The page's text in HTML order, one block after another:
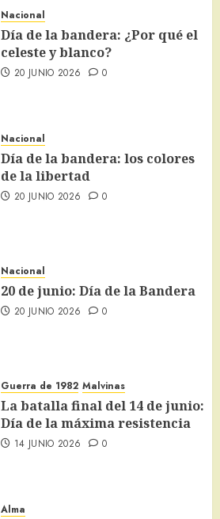
Nacional
Día de la bandera: ¿Por qué el
celeste y blanco?
20 JUNIO 2026 0
Nacional
Día de la bandera: los colores
de la libertad
20 JUNIO 2026 0
Nacional
20 de junio: Día de la Bandera
20 JUNIO 2026 0
Guerra de 1982 Malvinas
La batalla final del 14 de junio:
Día de la máxima resistencia
14 JUNIO 2026 0
Alma